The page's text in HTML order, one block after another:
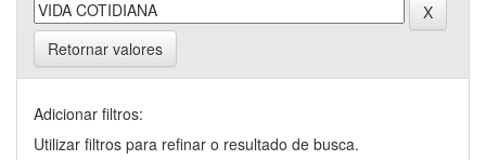
Retornar valores
Adicionar filtros:
Utilizar filtros para refinar o resultado de busca.